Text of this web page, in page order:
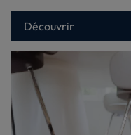
Découvrir